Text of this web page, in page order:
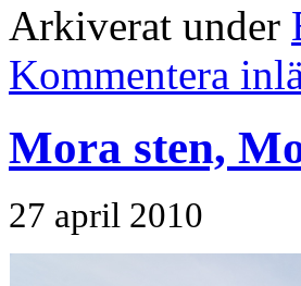
Arkiverat under
Kommentera
Mora sten,
27 april 2010